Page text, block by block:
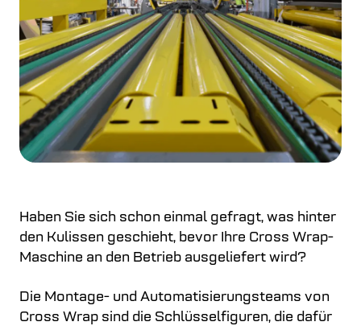
Haben Sie sich schon einmal gefragt, was hinter
den Kulissen geschieht, bevor Ihre Cross Wrap-
Maschine an den Betrieb ausgeliefert wird?
Die Montage- und Automatisierungsteams von
Cross Wrap sind die Schlüsselfiguren, die dafür